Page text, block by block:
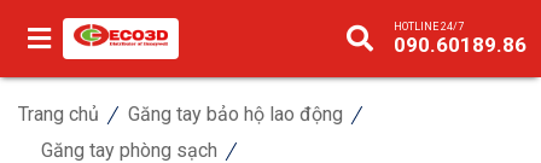
HOTLINE 24/7
090.60189.86
Trang chủ
Găng tay bảo hộ lao động
Găng tay phòng sạch